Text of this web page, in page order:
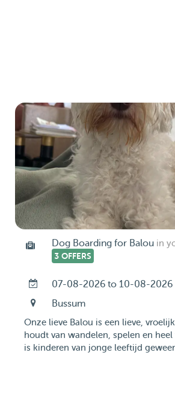
Dog Boarding for Balou in
3 OFFERS
07-08-2026 to 10-08-2026
Bussum
Onze lieve Balou is een lieve,
houdt van wandelen, spelen en
is kinderen van jonge leeftijd